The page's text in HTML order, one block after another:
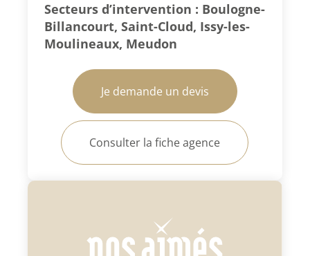
Secteurs d’intervention : Boulogne-
Billancourt, Saint-Cloud, Issy-les-
Moulineaux, Meudon
Je demande un devis
Consulter la fiche agence